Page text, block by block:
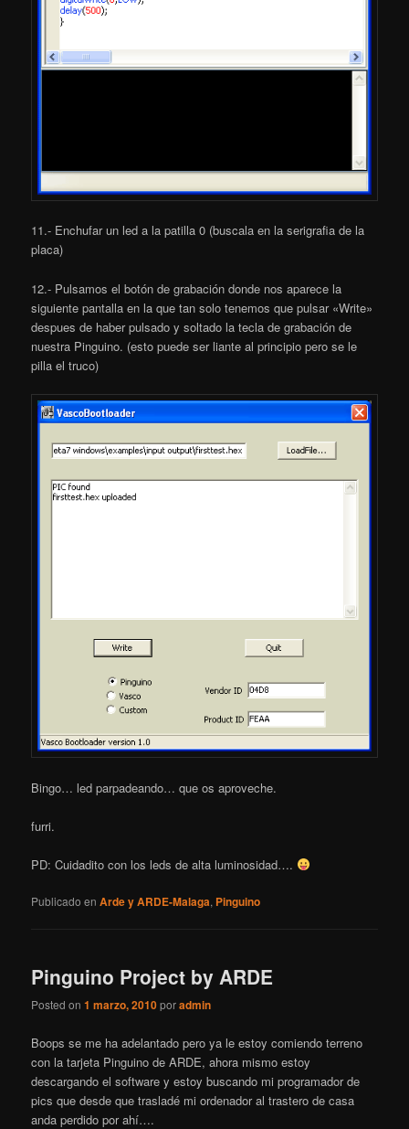
11.- Enchufar un led a la patilla 0 (buscala en la serigrafia de la
placa)
12.- Pulsamos el botón de grabación donde nos aparece la
siguiente pantalla en la que tan solo tenemos que pulsar «Write»
despues de haber pulsado y soltado la tecla de grabación de
nuestra Pinguino. (esto puede ser liante al principio pero se le
pilla el truco)
Bingo… led parpadeando… que os aproveche.
furri.
PD: Cuidadito con los leds de alta luminosidad….
Publicado en Arde y ARDE-Malaga, Pinguino
Pinguino Project by ARDE
Posted on1 marzo, 2010poradmin
Boops se me ha adelantado pero ya le estoy comiendo terreno
con la tarjeta Pinguino de ARDE, ahora mismo estoy
descargando el software y estoy buscando mi programador de
pics que desde que trasladé mi ordenador al trastero de casa
anda perdido por ahí….